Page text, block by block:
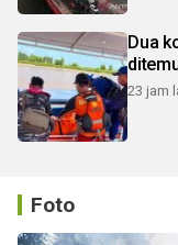
Dua
23 jam
Foto